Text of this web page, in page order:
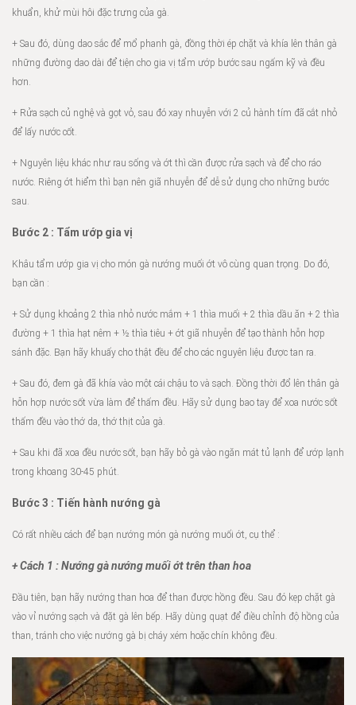
khuẩn, khử mùi hôi đặc trưng của gà.
+ Sau đó, dùng dao sắc để mổ phanh gà, đồng thời ép chặt và khía lên thân gà
những đường dao dài để tiện cho gia vị tẩm ướp bước sau ngấm kỹ và đều
hơn.
+ Rửa sạch củ nghệ và gọt vỏ, sau đó xay nhuyễn với 2 củ hành tím đã cắt nhỏ
để lấy nước cốt.
+ Nguyên liệu khác như rau sống và ớt thì cần được rửa sạch và để cho ráo
nước. Riêng ớt hiểm thì bạn nên giã nhuyễn để dễ sử dụng cho những bước
sau.
Bước 2 : Tẩm ướp gia vị
Khâu tẩm ướp gia vị cho món gà nướng muối ớt vô cùng quan trọng. Do đó,
bạn cần :
+ Sử dụng khoảng 2 thìa nhỏ nước mắm + 1 thìa muối + 2 thìa dầu ăn + 2 thìa
đường + 1 thìa hạt nêm + ½ thìa tiêu + ớt giã nhuyễn để tạo thành hỗn hợp
sánh đặc. Bạn hãy khuấy cho thật đều để cho các nguyên liệu được tan ra.
+ Sau đó, đem gà đã khía vào một cái chậu to và sạch. Đồng thời đổ lên thân gà
hỗn hợp nước sốt vừa làm để thấm đều. Hãy sử dụng bao tay để xoa nước sốt
thấm đều vào thớ da, thớ thịt của gà.
+ Sau khi đã xoa đều nước sốt, bạn hãy bỏ gà vào ngăn mát tủ lạnh để ướp lạnh
trong khoang 30-45 phút.
Bước 3 : Tiến hành nướng gà
Có rất nhiều cách để bạn nướng món gà nướng muối ớt, cụ thể :
+ Cách 1 : Nướng gà nướng muối ớt trên than hoa
Đầu tiên, bạn hãy nướng than hoa để than được hồng đều. Sau đó kẹp chặt gà
vào vỉ nướng sạch và đặt gà lên bếp. Hãy dùng quạt để điều chỉnh độ hồng của
than, tránh cho việc nướng gà bị cháy xém hoặc chín không đều.